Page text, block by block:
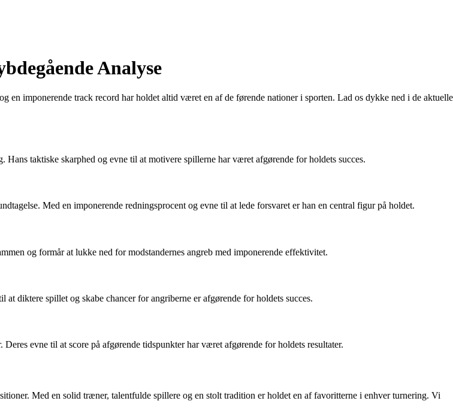
Analyse
imponerende track record har holdet altid været en af de førende nationer i sporten. Lad os dykke ned i de aktuelle
taktiske skarphed og evne til at motivere spillerne har været afgørende for holdets succes.
Med en imponerende redningsprocent og evne til at lede forsvaret er han en central figur på holdet.
og formår at lukke ned for modstandernes angreb med imponerende effektivitet.
diktere spillet og skabe chancer for angriberne er afgørende for holdets succes.
evne til at score på afgørende tidspunkter har været afgørende for holdets resultater.
Med en solid træner, talentfulde spillere og en stolt tradition er holdet en af favoritterne i enhver turnering. Vi